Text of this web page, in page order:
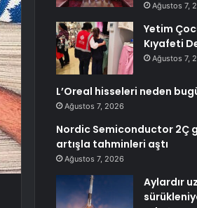
Ağustos 7,
Yetim
Kıyafeti
Ağustos 7,
L’Oreal hisseleri neden
Ağustos 7, 2026
Nordic Semiconductor 2Ç
artışla tahminleri aştı
Ağustos 7, 2026
Aylardır